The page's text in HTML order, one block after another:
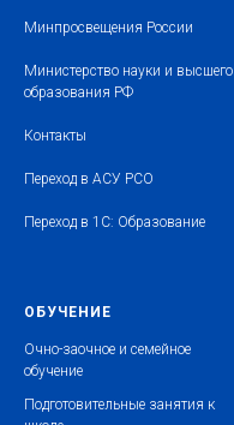
Минпросвещения России
Министерство науки и высшего
образования РФ
Контакты
Переход в АСУ РСО
Переход в 1С: Образование
ОБУЧЕНИЕ
Очно-заочное и семейное
обучение
Подготовительные занятия к